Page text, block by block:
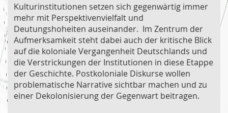
Kulturinstitutionen setzen sich gegenwärtig immer
mehr mit Perspektivenvielfalt und
Deutungshoheiten auseinander. Im Zentrum der
Aufmerksamkeit steht dabei auch der kritische Blick
auf die koloniale Vergangenheit Deutschlands und
die Verstrickungen der Institutionen in diese Etappe
der Geschichte. Postkoloniale Diskurse wollen
problematische Narrative sichtbar machen und zu
einer Dekolonisierung der Gegenwart beitragen.